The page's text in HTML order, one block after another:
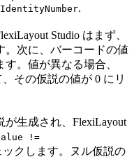
.
Studio はまず、
。次に、バーコードの値
。値が異なる場合、
その仮説の値が 0 にリ
生成され、FlexiLayout
!=
クします。ヌル仮説の